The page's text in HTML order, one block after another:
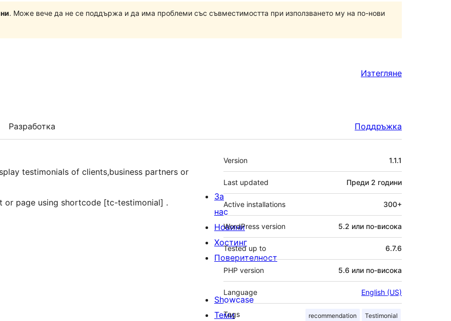
. Може вече да не се поддържа и да има проблеми със съвместимостта при използването му на по-нови
Изтегляне
Разработка Поддръжка
testimonials of clients,business partners or
or page using shortcode [tc-testimonial] .
Мета
Version 1.1.1
Last updated Преди 2 години
Active installations 300+
WordPress version 5.2 или по-висока
Tested up to 6.7.6
PHP version 5.6 или по-висока
Language English (US)
Tags recommendation Testimonial
За
нас
Новини
Хостинг
Поверителност
Showcase
Теми